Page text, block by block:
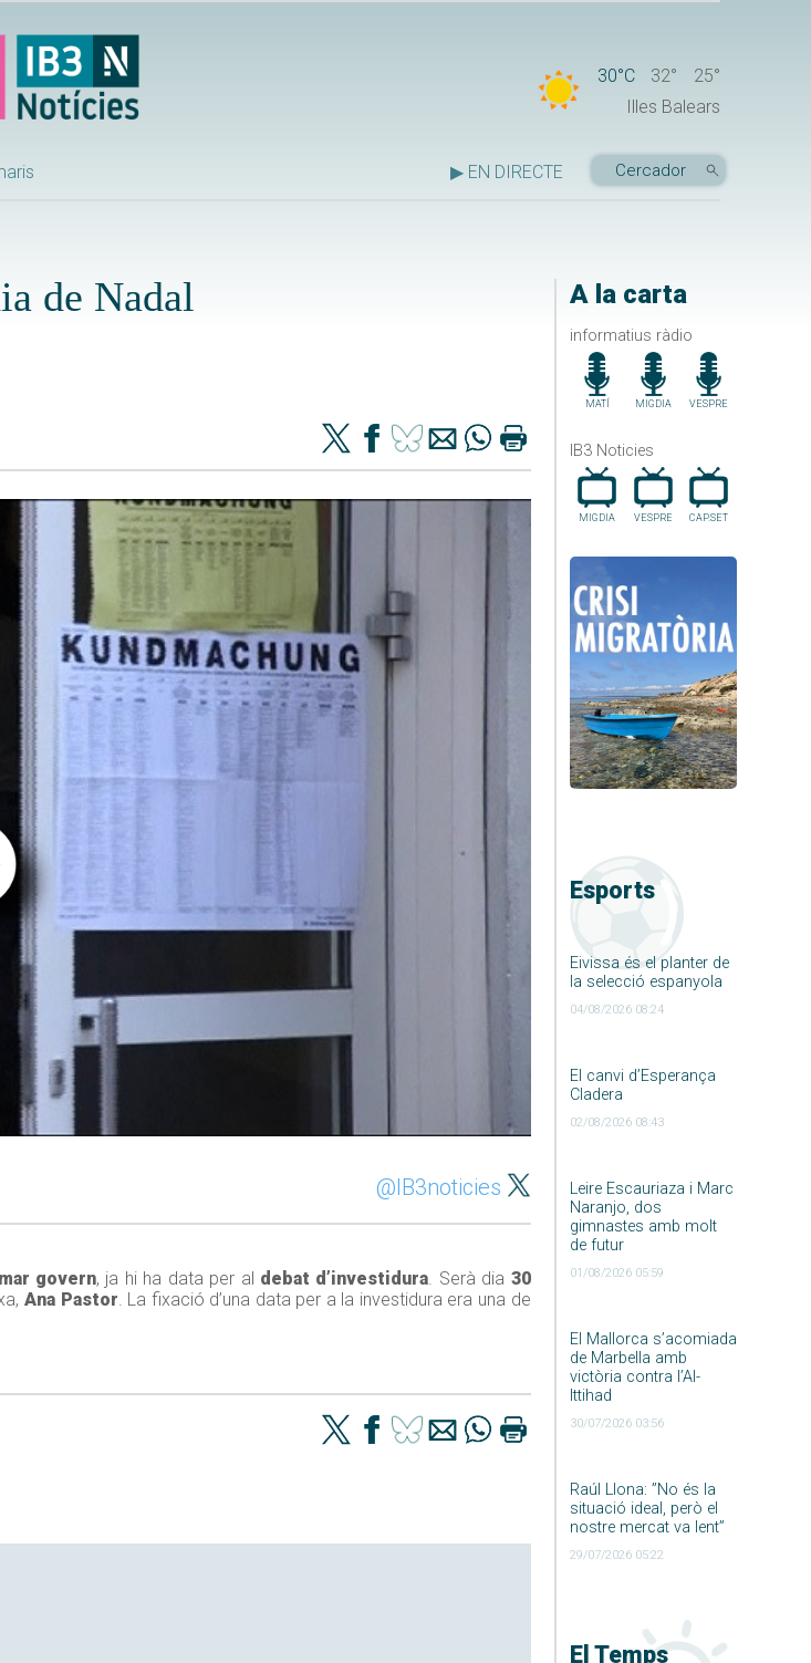
30°C 32°
25°
Illes Balears
▶ EN DIRECTE
A la carta
informatius ràdio
MATÍ MIGDIA VESPRE
IB3 Noticies
MIGDIA VESPRE CAP.SET
Esports
Eivissa és el planter de
la selecció espanyola
04/08/2026 08:24
El canvi d’Esperança
Cladera
02/08/2026 08:43
Leire Escauriaza i Marc
Naranjo, dos
gimnastes amb molt
de futur
01/08/2026 05:59
El Mallorca s’acomiada
de Marbella amb
victòria contra l’Al-
Ittihad
30/07/2026 03:56
Raúl Llona: ”No és la
situació ideal, però el
nostre mercat va lent”
29/07/2026 05:22
El Temps
de Nadal
@IB3noticies
govern, ja hi ha data per al debat d’investidura. Serà dia 30
Ana Pastor. La fixació d’una data per a la investidura era una de